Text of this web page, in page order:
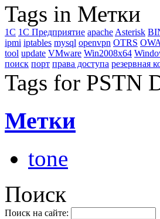
Tags in Метки
1C 1С Предприятие apache Asterisk
ipmi iptables mysql openvpn OTRS OWA
tool update VMware Win2008x64
поиск порт права доступа резервная
Tags for PSTN
Метки
tone
Поиск
Поиск на сайте: